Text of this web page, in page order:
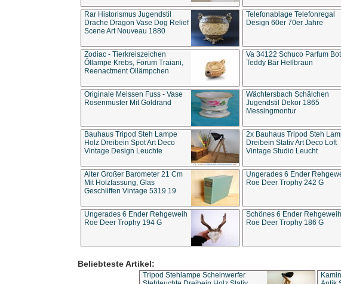
Rar Historismus Jugendstil
Drache Dragon Vase Dog Relief
Scene Art Nouveau 1880
Telefonablage Telefonregal
Design 60er 70er Jahre
Zodiac - Tierkreiszeichen
Öllampe Krebs, Forum Traiani,
Reenactment Öllämpchen
Va 34122 Schuco Parfum
Teddy Bär Hellbraun
Originale Meissen Fuss - Vase
Rosenmuster Mit Goldrand
Wächtersbach Schälchen
Jugendstil Dekor 1865
Messingmontur
Bauhaus Tripod Steh Lampe
Holz Dreibein Spot Art Deco
Vintage Design Leuchte
2x Bauhaus Tripod Steh
Dreibein Stativ Art Deco Loft
Vintage Studio Leucht
Alter Großer Barometer 21 Cm
Mit Holzfassung, Glas
Geschliffen Vintage 5319 19
Ungerades 6 Ender
Roe Deer Trophy 242 G
Ungerades 6 Ender Rehgeweih
Roe Deer Trophy 194 G
Schönes 6 Ender Rehgeweih
Roe Deer Trophy 186 G
Beliebteste Artikel:
Tripod Stehlampe Scheinwerfer